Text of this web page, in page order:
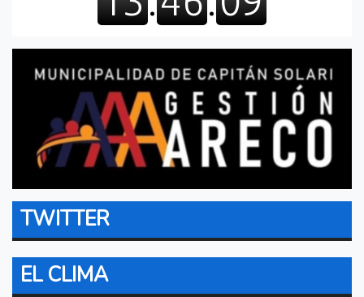
TWITTER
EL CLIMA